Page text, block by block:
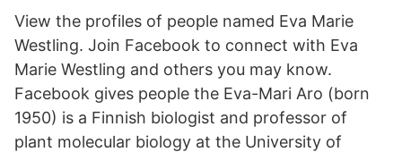
View the profiles of people named Eva Marie
Westling. Join Facebook to connect with Eva
Marie Westling and others you may know.
Facebook gives people the Eva-Mari Aro (born
1950) is a Finnish biologist and professor of
plant molecular biology at the University of